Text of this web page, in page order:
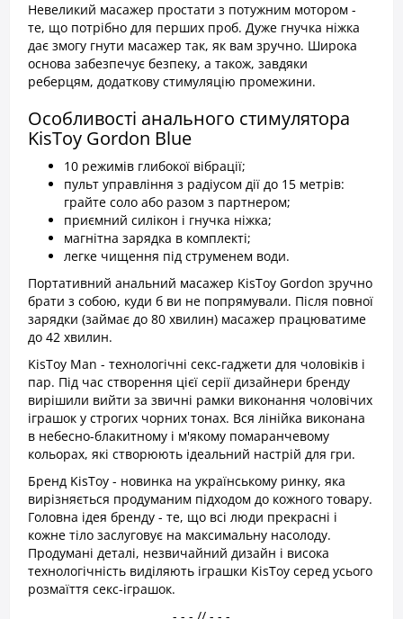
Невеликий масажер простати з потужним мотором -
те, що потрібно для перших проб. Дуже гнучка ніжка
дає змогу гнути масажер так, як вам зручно. Широка
основа забезпечує безпеку, а також, завдяки
реберцям, додаткову стимуляцію промежини.
Особливості анального стимулятора
KisToy Gordon Blue
10 режимів глибокої вібрації;
пульт управління з радіусом дії до 15 метрів:
грайте соло або разом з партнером;
приємний силікон і гнучка ніжка;
магнітна зарядка в комплекті;
легке чищення під струменем води.
Портативний анальний масажер KisToy Gordon зручно
брати з собою, куди б ви не попрямували. Після повної
зарядки (займає до 80 хвилин) масажер працюватиме
до 42 хвилин.
KisToy Man - технологічні секс-гаджети для чоловіків і
пар. Під час створення цієї серії дизайнери бренду
вирішили вийти за звичні рамки виконання чоловічих
іграшок у строгих чорних тонах. Вся лінійка виконана
в небесно-блакитному і м'якому помаранчевому
кольорах, які створюють ідеальний настрій для гри.
Бренд KisToy - новинка на українському ринку, яка
вирізняється продуманим підходом до кожного товару.
Головна ідея бренду - те, що всі люди прекрасні і
кожне тіло заслуговує на максимальну насолоду.
Продумані деталі, незвичайний дизайн і висока
технологічність виділяють іграшки KisToy серед усього
розмаїття секс-іграшок.